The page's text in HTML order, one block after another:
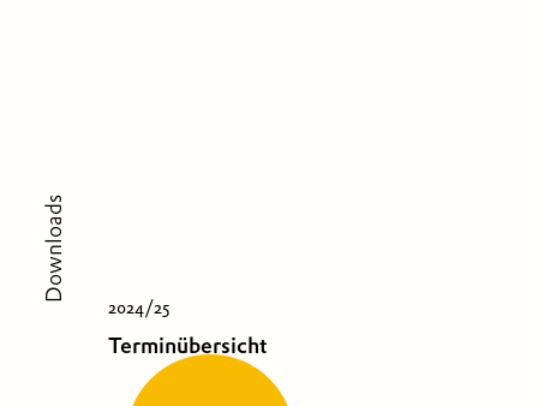
Downloads
2024/25
Terminübersicht